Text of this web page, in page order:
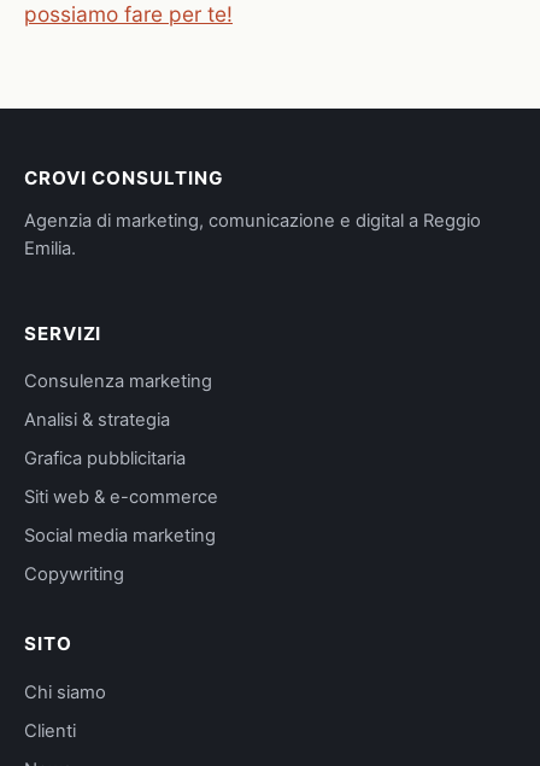
possiamo fare per te!
CROVI CONSULTING
Agenzia di marketing, comunicazione e digital a Reggio
Emilia.
SERVIZI
Consulenza marketing
Analisi & strategia
Grafica pubblicitaria
Siti web & e-commerce
Social media marketing
Copywriting
SITO
Chi siamo
Clienti